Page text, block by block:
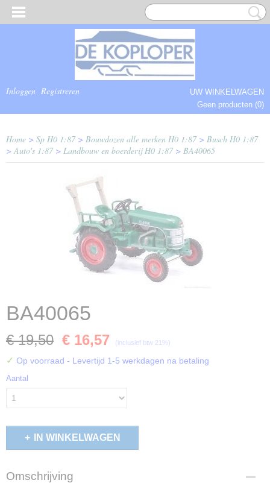
Inloggen Registreren
UW WINKELWAGEN
Geen producten (0)
Home > Sp H0 1:87> Bouwdozen alle merken H0 1:87> Busch H0 1:87
>Auto's 1:87> Landbouw en boerderij H0 1:87> BA40065
BA40065
€ 19,50 € 16,57 (inclusief btw 21%)
✓ Op voorraad - Levertijd 1-5 werkdagen na betaling
Aantal
IN WINKELWAGEN
Omschrijving